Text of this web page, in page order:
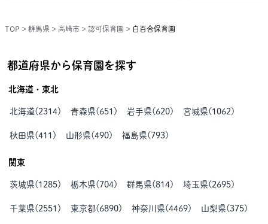
TOP > 群馬県 > 高崎市 > 認可保育園 > 白百合保育園
都道府県から保育園を探す
北海道・東北
北海道( 2314) 青森県( 651 ) 岩手県( 620) 宮城県( 1062 )
秋田県(411 ) 山形県(490) 福島県( 793)
関東
茨城県( 1285) 栃木県( 704) 群馬県(814) 埼玉県( 2695)
千葉県( 2551 ) 東京都( 6890) 神奈川県(4469) 山梨県(375)